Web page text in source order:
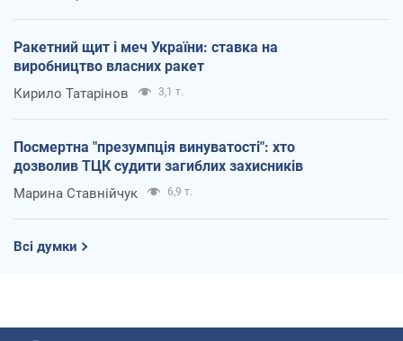
Ракетний щит і меч України: ставка на
виробництво власних ракет
Кирило Татарінов 3,1 т.
Посмертна "презумпція винуватості": хто
дозволив ТЦК судити загиблих захисників
Марина Ставнійчук 6,9 т.
Всі думки